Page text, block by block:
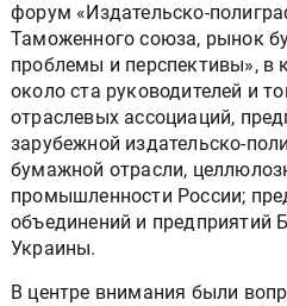
форум «Издательско-
Таможенного союза, рынок
проблемы и перспективы», в
около ста руководителей и
отраслевых ассоциаций,
зарубежной издательско-
бумажной отрасли,
промышленности России;
объединений и предприятий
Украины.
В центре внимания были